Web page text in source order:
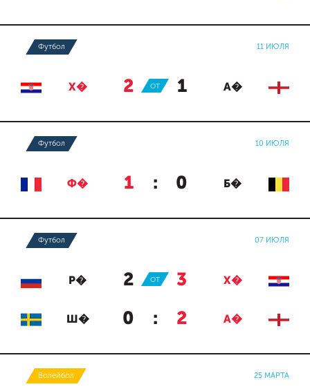
Футбол 11 ИЮЛЯ
Х� 2 : 1 А�
ОТ
Футбол 10 ИЮЛЯ
Ф� 1 : 0 Б�
Футбол 07 ИЮЛЯ
Р� 2 : 3 Х�
ОТ
Ш� 0 : 2 А�
Волейбол 25 МАРТА